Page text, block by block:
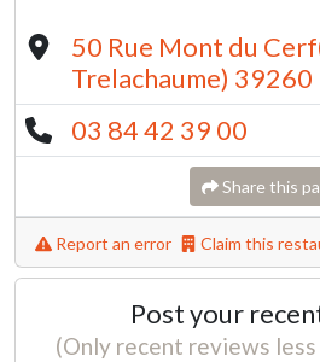
50 Rue Mont du
Trelachaume) 39260
03 84 42 39 00
Share this
Report an error Claim this
Post your
(Only recent reviews